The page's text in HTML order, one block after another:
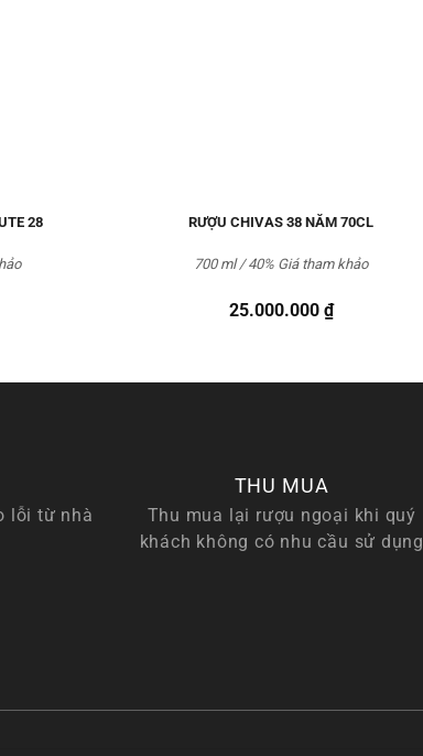
28 RƯỢU CHIVAS 38 NĂM 70CL
25.000.000 ₫
700 ml / 40% Giá tham khảo
lỗi từ nhà
THU MUA
Thu mua lại rượu ngoại khi quý
khách không có nhu cầu sử dụng